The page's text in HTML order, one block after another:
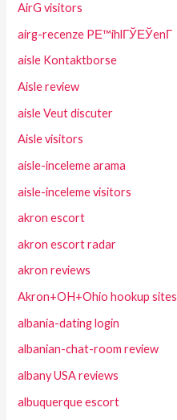
AirG visitors
airg-recenze PЕ™ihlГЎЕЎenГ­
aisle Kontaktborse
Aisle review
aisle Veut discuter
Aisle visitors
aisle-inceleme arama
aisle-inceleme visitors
akron escort
akron escort radar
akron reviews
Akron+OH+Ohio hookup sites
albania-dating login
albanian-chat-room review
albany USA reviews
albuquerque escort